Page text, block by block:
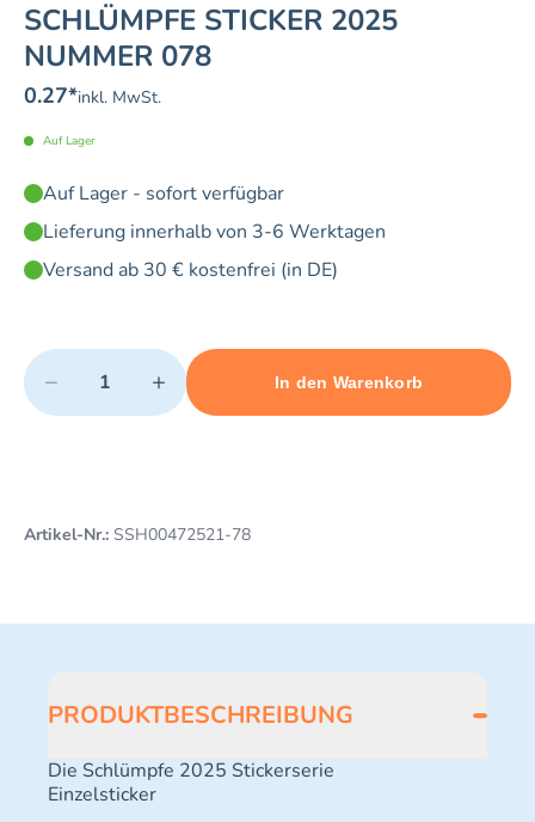
SCHLÜMPFE STICKER 2025
NUMMER 078
0.27*inkl. MwSt.
Auf Lager
Auf Lager - sofort verfügbar
Lieferung innerhalb von 3-6 Werktagen
Versand ab 30 € kostenfrei (in DE)
Quantity
− +
Minimum quantity: 1 Maximum quantity: 3
In den Warenkorb
Add 1 item to cart
Artikel-Nr.: SSH00472521-78
PRODUKTBESCHREIBUNG
Die Schlümpfe 2025 Stickerserie
Einzelsticker